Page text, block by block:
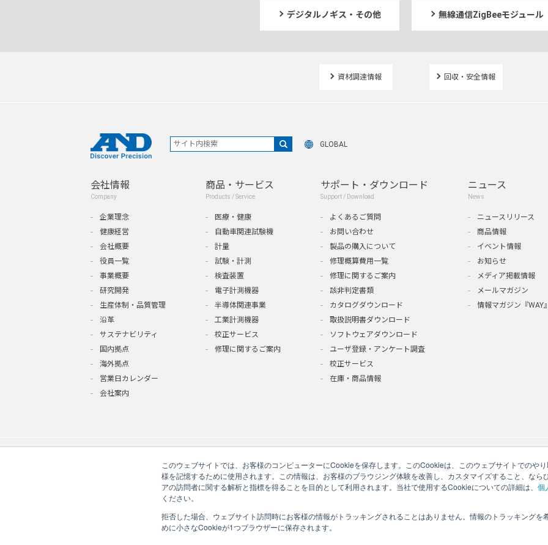
このウェブサイトでは、お客様のコンピューターにCookieを保存します。このCookieは、このウェブサイトでのや
様を記憶するために使用されます。この情報は、お客様のブラウジング体験を改善し、カスタマイズすること、なら
アの訪問者に関する解析と指標を得ることを目的として利用されます。当社で使用するCookieについての詳細は、 個
ください。
拒否した場合、ウェブサイト訪問時にお客様の情報がトラッキングされることはありません。情報のトラッキングを
めに小さなCookieが1つブラウザーに保存されます。
デジタルノギス・その他 無線通信ZigBeeモジュール
資材調達情報 回収・安全情報
GLOBAL
会社情報
Company
企業理念
健康経営
会社概要
役員一覧
事業概要
研究開発
生産体制・品質管理
沿革
サステナビリティ
国内拠点
海外拠点
営業日カレンダー
会社案内
商品・サービス
Products / Service
医療・健康
自動車関連試験機
計量
試験・計測
検査装置
電子計測機器
半導体関連事業
工業計測機器
校正サービス
修理に関するご案内
サポート・ダウンロード
Support / Download
よくあるご質問
お問い合わせ
製品の購入について
修理概算費用一覧
修理に関するご案内
該非判定書類
カタログダウンロード
取扱説明書ダウンロード
ソフトウェアダウンロード
ユーザ登録・アンケート調査
校正サービス
在庫・商品情報
ニュース
News
ニュースリリース
商品情報
イベント情報
お知らせ
メディア掲載情報
メールマガジン
情報マガジン『WAY』
免責事項 個人情報の取り扱いについて サイトマップ